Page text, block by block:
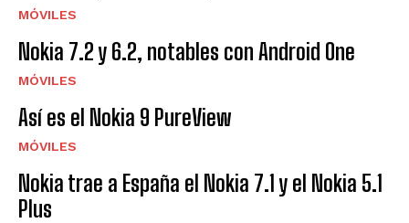
MÓVILES
Nokia 7.2 y 6.2, notables con Android One
MÓVILES
Así es el Nokia 9 PureView
MÓVILES
Nokia trae a España el Nokia 7.1 y el Nokia 5.1
Plus